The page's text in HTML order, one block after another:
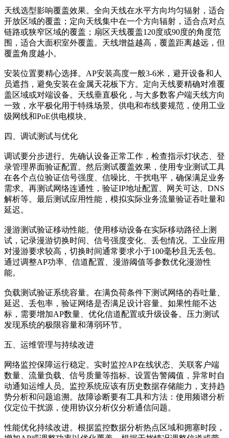
天线选型影响覆盖效果。全向天线在水平方向均匀辐射，适合
开放区域的覆盖；定向天线集中在一个方向辐射，适合点对点
链路或狭窄区域的覆盖；扇区天线覆盖120度或90度的角度范
围，适合大面积室外覆盖。天线增益越高，覆盖距离越远，但
覆盖角度越小。
安装位置要精心选择。AP安装高度一般3-6米，避开设备和人
员遮挡，避免安装在金属天花板下方。定向天线要精确对准覆
盖区域或对端设备。天线垂直极化，与大多数客户端天线方向
一致，水平极化用于特殊场景。供电和布线要规范，使用工业
级网线和PoE供电模块。
四、调试测试与优化
调试要分步进行。先确认设备正常工作，检查指示灯状态、登
录管理界面验证配置。然后测试覆盖效果，使用专业测试工具
在各个点位验证信号强度、信噪比、干扰电平，确保满足业务
需求。再测试网络连通性，验证IP地址配置、网关可达、DNS
解析等。最后测试应用性能，模拟实际业务流量验证吞吐量和
延迟。
漫游测试验证移动性能。使用移动设备在实际移动路径上测
试，记录漫游切换时间、信号强度变化、丢包情况。工业应用
对漫游要求较高，切换时间通常要求小于100毫秒且无丢包。
通过调整AP功率、信道配置、漫游阈值等参数优化漫游性
能。
负载测试验证系统容量。在满负荷条件下测试网络的吞吐量、
延迟、丢包率，验证网络是否满足设计容量。如果性能不达
标，需要增加AP数量、优化信道配置或升级设备。压力测试
发现系统的极限容量和薄弱环节。
五、运维管理与持续改进
网络监控保障运行稳定。实时监控AP在线状态、关联客户端
数量、流量负载、信号质量等指标。设置告警阈值，异常时自
动通知运维人员。监控系统应该有历史数据存储能力，支持趋
势分析和问题追溯。故障诊断要有工具和方法：使用频谱分析
仪定位干扰源，使用协议分析仪分析通信问题。
性能优化持续改进。根据监控数据分析热点区域和拥塞时段，